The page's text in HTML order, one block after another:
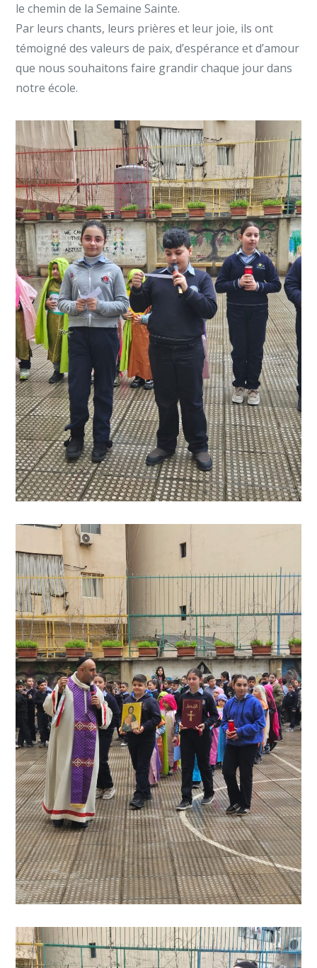
le chemin de la Semaine Sainte.
Par leurs chants, leurs prières et leur joie, ils ont
témoigné des valeurs de paix, d’espérance et d’amour
que nous souhaitons faire grandir chaque jour dans
notre école.